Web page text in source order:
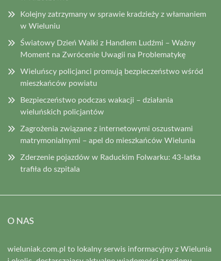
Kolejny zatrzymany w sprawie kradzieży z włamaniem
w Wieluniu
Światowy Dzień Walki z Handlem Ludźmi – Ważny
Moment na Zwrócenie Uwagii na Problematykę
Wieluńscy policjanci promują bezpieczeństwo wśród
mieszkańców powiatu
Bezpieczeństwo podczas wakacji – działania
wieluńskich policjantów
Zagrożenia związane z internetowymi oszustwami
matrymonialnymi – apel do mieszkańców Wielunia
Zderzenie pojazdów w Raduckim Folwarku: 43-latka
trafiła do szpitala
O NAS
wieluniak.com.pl to lokalny serwis informacyjny z Wielunia